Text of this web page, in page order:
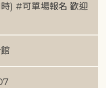
) #可單場報名 歡迎